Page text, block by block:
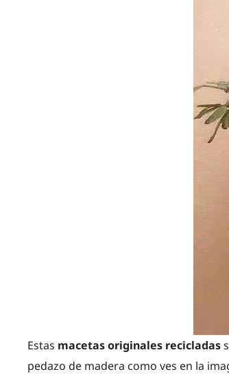
Estas macetas originales recicladas
pedazo de madera como ves en la